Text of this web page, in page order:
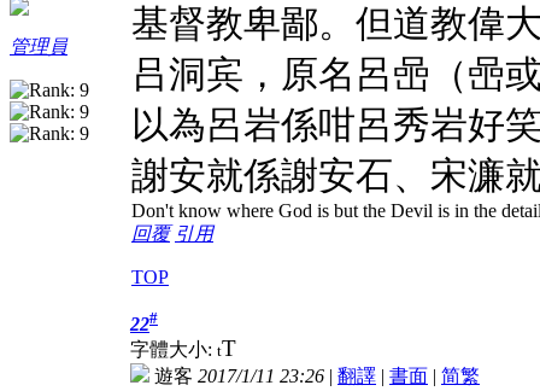
管理員
基督教卑鄙。但道教偉
吕洞宾，原名呂喦（喦
以為呂岩係咁呂秀岩好
謝安就係謝安石、宋濂
Don't know where God is but the Devil is in the
回覆 引用
TOP
22#
字體大小: tT
遊客 2017/1/11 23:26 | 翻譯 | 書面 | 简繁